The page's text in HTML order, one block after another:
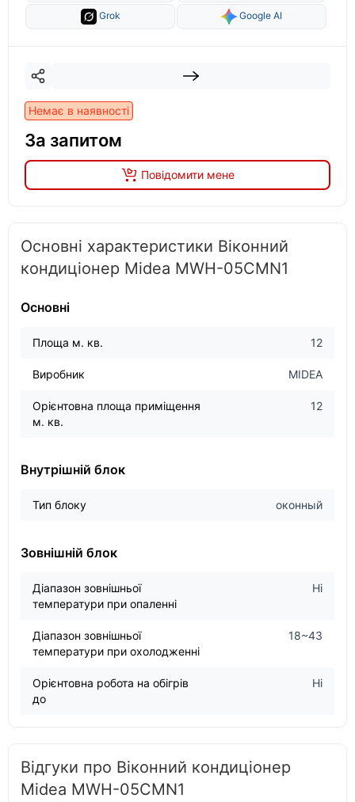
Grok Google AI
Немає в наявності
За запитом
Повідомити мене
Основні характеристики Віконний
кондиціонер Midea MWH-05CMN1
Основні
Площа м. кв. 12
Виробник MIDEA
Орієнтовна площа приміщення
м. кв.
12
Внутрішній блок
Тип блоку оконный
Зовнішній блок
Діапазон зовнішньої
температури при опаленні
Ні
Діапазон зовнішньої
температури при охолодженні
18~43
Орієнтовна робота на обігрів
до
Ні
Відгуки про Віконний кондиціонер
Midea MWH-05CMN1